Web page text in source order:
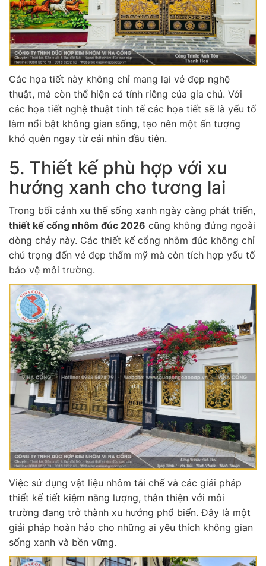
Các họa tiết này không chỉ mang lại vẻ đẹp nghệ
thuật, mà còn thể hiện cá tính riêng của gia chủ. Với
các họa tiết nghệ thuật tinh tế các họa tiết sẽ là yếu tố
làm nổi bật không gian sống, tạo nên một ấn tượng
khó quên ngay từ cái nhìn đầu tiên.
5. Thiết kế phù hợp với xu
hướng xanh cho tương lai
Trong bối cảnh xu thế sống xanh ngày càng phát triển,
thiết kế cổng nhôm đúc 2026 cũng không đứng ngoài
dòng chảy này. Các thiết kế cổng nhôm đúc không chỉ
chú trọng đến vẻ đẹp thẩm mỹ mà còn tích hợp yếu tố
bảo vệ môi trường.
Việc sử dụng vật liệu nhôm tái chế và các giải pháp
thiết kế tiết kiệm năng lượng, thân thiện với môi
trường đang trở thành xu hướng phổ biến. Đây là một
giải pháp hoàn hảo cho những ai yêu thích không gian
sống xanh và bền vững.